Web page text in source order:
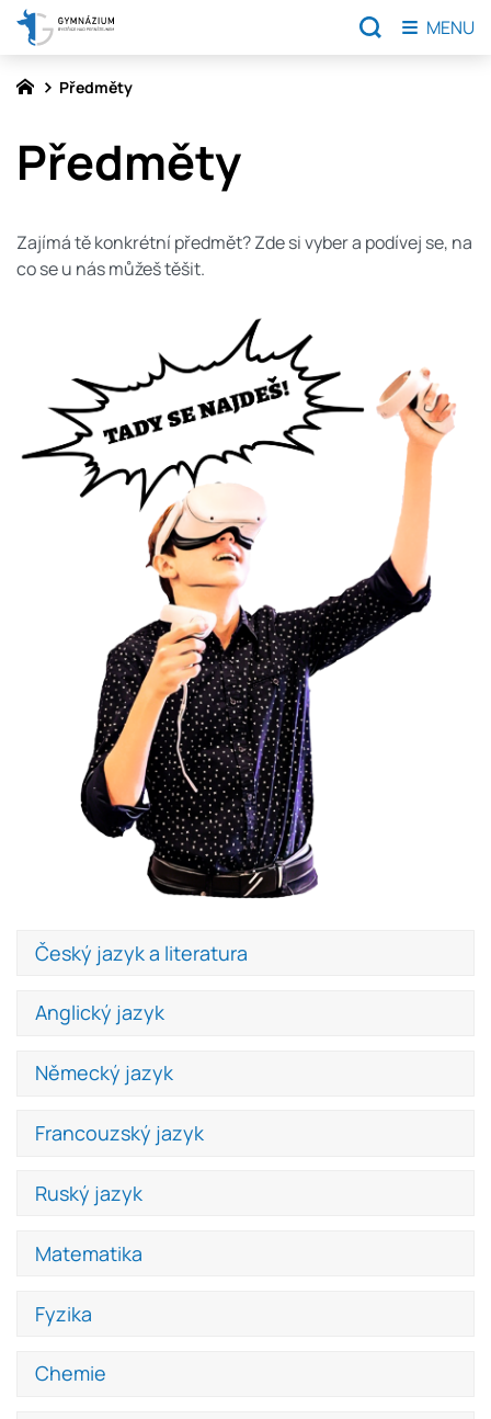
Předměty
Předměty
Zajímá tě konkrétní předmět? Zde si vyber a podívej se, na
co se u nás můžeš těšit.
Český jazyk a literatura
Anglický jazyk
Německý jazyk
Francouzský jazyk
Ruský jazyk
Matematika
Fyzika
Chemie
MENU